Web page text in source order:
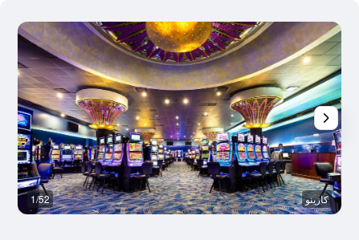
كازينو 1/52